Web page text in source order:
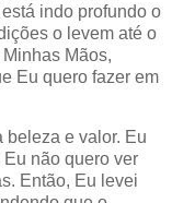
indo profundo o
o levem até o
Mãos,
Eu quero fazer em
beleza e valor. Eu
não quero ver
Então, Eu levei